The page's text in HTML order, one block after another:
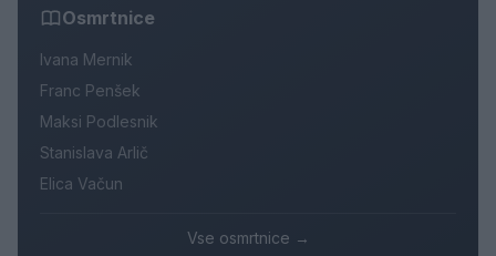
Osmrtnice
Ivana Mernik
Franc Penšek
Maksi Podlesnik
Stanislava Arlič
Elica Vačun
Vse osmrtnice →